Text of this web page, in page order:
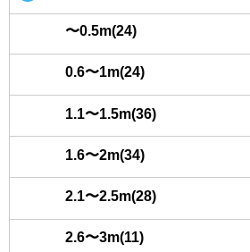
〜0.5m(24)
0.6〜1m(24)
1.1〜1.5m(36)
1.6〜2m(34)
2.1〜2.5m(28)
2.6〜3m(11)